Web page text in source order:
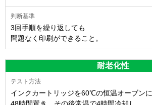
3回手順を繰り返しても
問題なく印刷ができること。
耐老化性
インクカートリッジを60℃の恒温オーブンに
48時間置き、その後常温で4時間冷却し、